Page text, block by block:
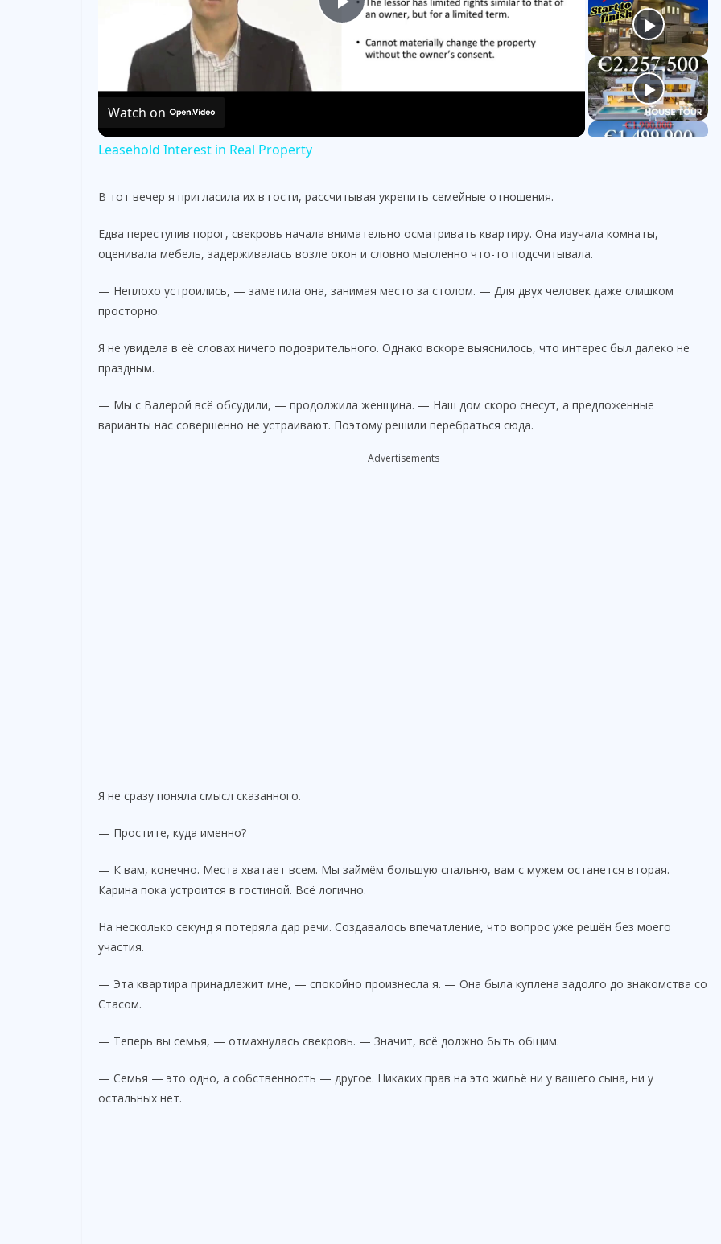
P
i
e
o
Watch on
Leasehold Interest in Real Property
В тот вечер я пригласила их в гости, рассчитывая укрепить семейные отношения.
Едва переступив порог, свекровь начала внимательно осматривать квартиру. Она изучала комнаты,
оценивала мебель, задерживалась возле окон и словно мысленно что-то подсчитывала.
— Неплохо устроились, — заметила она, занимая место за столом. — Для двух человек даже слишком
просторно.
Я не увидела в её словах ничего подозрительного. Однако вскоре выяснилось, что интерес был далеко не
праздным.
— Мы с Валерой всё обсудили, — продолжила женщина. — Наш дом скоро снесут, а предложенные
варианты нас совершенно не устраивают. Поэтому решили перебраться сюда.
Advertisements
Я не сразу поняла смысл сказанного.
— Простите, куда именно?
— К вам, конечно. Места хватает всем. Мы займём большую спальню, вам с мужем останется вторая.
Карина пока устроится в гостиной. Всё логично.
На несколько секунд я потеряла дар речи. Создавалось впечатление, что вопрос уже решён без моего
участия.
— Эта квартира принадлежит мне, — спокойно произнесла я. — Она была куплена задолго до знакомства со
Стасом.
— Теперь вы семья, — отмахнулась свекровь. — Значит, всё должно быть общим.
— Семья — это одно, а собственность — другое. Никаких прав на это жильё ни у вашего сына, ни у
остальных нет.